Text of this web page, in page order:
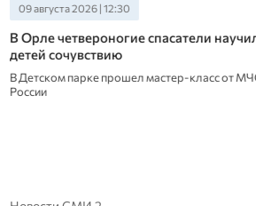
09 августа 2026 | 11:30
ФК «Орел» одержал победу над
обнинским «Квантом»
Прервать серию поражений «зелено-белым»
удалось благодаря голу в самом конце матча